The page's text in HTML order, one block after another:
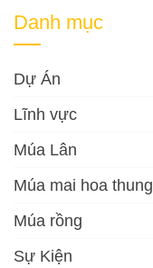
Danh mục
Dự Án
Lĩnh vực
Múa Lân
Múa mai hoa thung
Múa rồng
Sự Kiện